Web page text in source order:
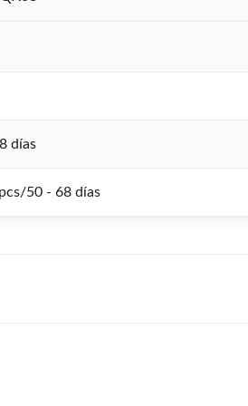
días
50 - 68 días